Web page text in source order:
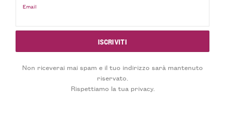
Email
Non riceverai mai spam e il tuo indirizzo sarà mantenuto
riservato.
Rispettiamo la tua privacy.